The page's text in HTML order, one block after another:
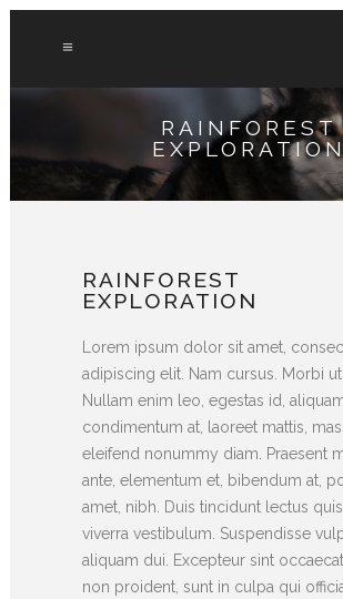
RAINFOREST
RAINFOREST
EXPLORATION
Lorem ipsum dolor sit amet,
adipiscing elit. Nam cursus. Morbi
Nullam enim leo, egestas id,
condimentum at, laoreet mattis,
eleifend nonummy diam. Praesent
ante, elementum et, bibendum at,
amet, nibh. Duis tincidunt lectus
viverra vestibulum. Suspendisse
aliquam dui. Excepteur sint
non proident, sunt in culpa qui